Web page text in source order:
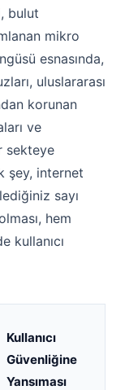
bulut
mikro
esnasında,
uluslararası
korunan
ve
sekteye
şey, internet
sayı
hem
kullanıcı
Kullanıcı
Güvenliğine
Yansıması